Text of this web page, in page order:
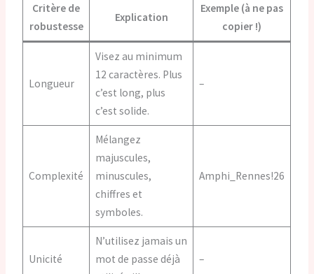
Critère de
robustesse
Explication
Exemple (à ne pas
copier !)
Longueur
Visez au minimum
12 caractères. Plus
c’est long, plus
c’est solide.
–
Complexité
Mélangez
majuscules,
minuscules,
chiffres et
symboles.
Amphi_Rennes!26
Unicité
N’utilisez jamais un
mot de passe déjà
–